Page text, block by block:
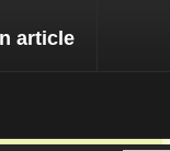
article